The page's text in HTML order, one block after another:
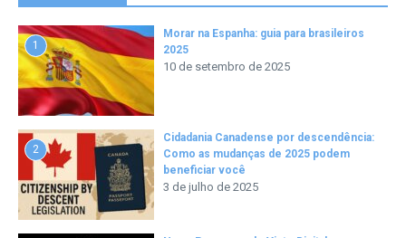
1
Morar na Espanha: guia para brasileiros
2025
10 de setembro de 2025
2
Cidadania Canadense por descendência:
Como as mudanças de 2025 podem
beneficiar você
3 de julho de 2025